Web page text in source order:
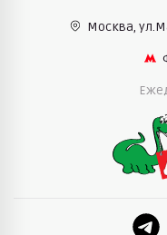
помогают быстро
для детей.
консультации
более 15 лет
ассортимент
возможность
Москва,